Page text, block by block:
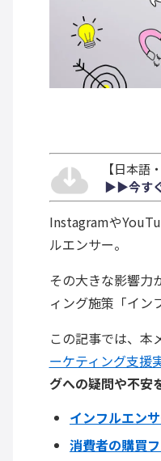
【日本語
▶︎▶︎今す
Instagramや
ルエンサー。
その大きな影響力
ィング施策「イン
この記事では、本
ーケティング支援
グへの疑問や不安
インフルエン
消費者の購買